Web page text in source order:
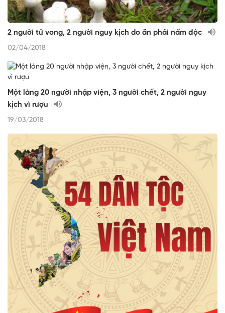
2 người tử vong, 2 người nguy kịch do ăn phải nấm độc
02/04/2018
Một làng 20 người nhập viện, 3 người chết, 2 người nguy
kịch vì rượu
19/03/2018